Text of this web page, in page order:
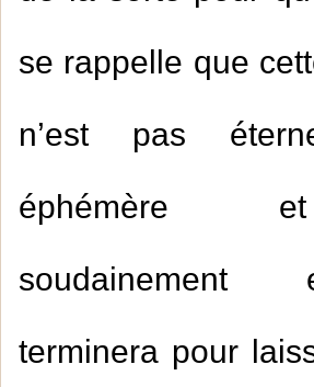
se rappelle que
n’est pas
éphémère
terminera pour